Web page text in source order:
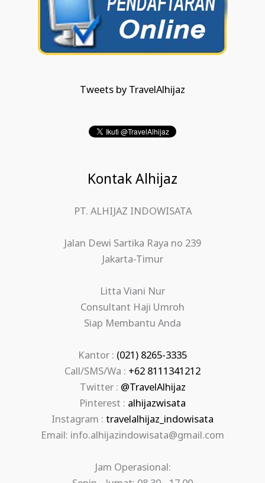
Tweets by TravelAlhijaz
Kontak Alhijaz
PT. ALHIJAZ INDOWISATA
Jalan Dewi Sartika Raya no 239
Jakarta-Timur
Litta Viani Nur
Consultant Haji Umroh
Siap Membantu Anda
Kantor : (021) 8265-3335
Call/SMS/Wa : +62 8111341212
Twitter : @TravelAlhijaz
Pinterest : alhijazwisata
Instagram : travelalhijaz_indowisata
Email: info.alhijazindowisata@gmail.com
Jam Operasional: